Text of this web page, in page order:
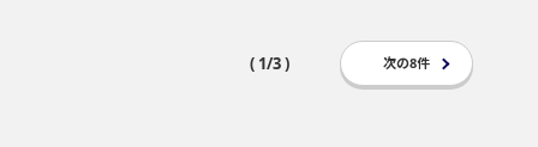
次の8件
( 1/3 )